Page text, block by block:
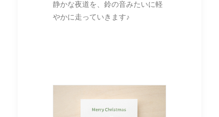
静かな夜道を、鈴の音みたいに軽
やかに走っていきます♪